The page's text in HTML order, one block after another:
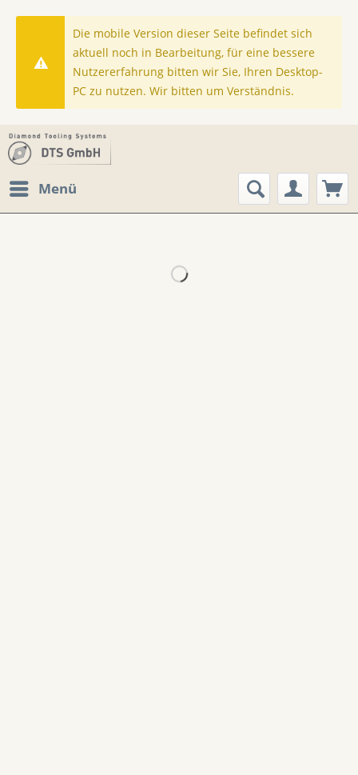
Die mobile Version dieser Seite befindet sich
aktuell noch in Bearbeitung, für eine bessere
Nutzererfahrung bitten wir Sie, Ihren Desktop-
PC zu nutzen. Wir bitten um Verständnis.
Menü